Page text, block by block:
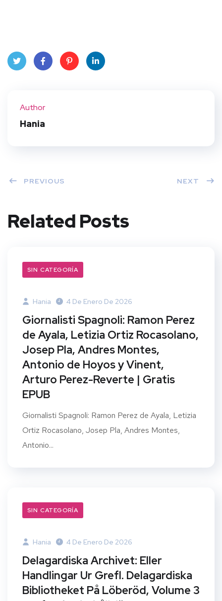
Author
Hania
PREVIOUS NEXT
Related Posts
SIN CATEGORÍA
Hania 4 De Enero De 2026
Giornalisti Spagnoli: Ramon Perez
de Ayala, Letizia Ortiz Rocasolano,
Josep Pla, Andres Montes,
Antonio de Hoyos y Vinent,
Arturo Perez-Reverte | Gratis
EPUB
Giornalisti Spagnoli: Ramon Perez de Ayala, Letizia
Ortiz Rocasolano, Josep Pla, Andres Montes,
Antonio...
SIN CATEGORÍA
Hania 4 De Enero De 2026
Delagardiska Archivet: Eller
Handlingar Ur Grefl. Delagardiska
Bibliotheket På Löberöd, Volume 3